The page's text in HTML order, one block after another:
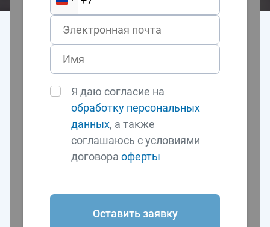
Я даю согласие на
обработку персональных
данных, а также
соглашаюсь с условиями
договораоферты
Оставить заявку